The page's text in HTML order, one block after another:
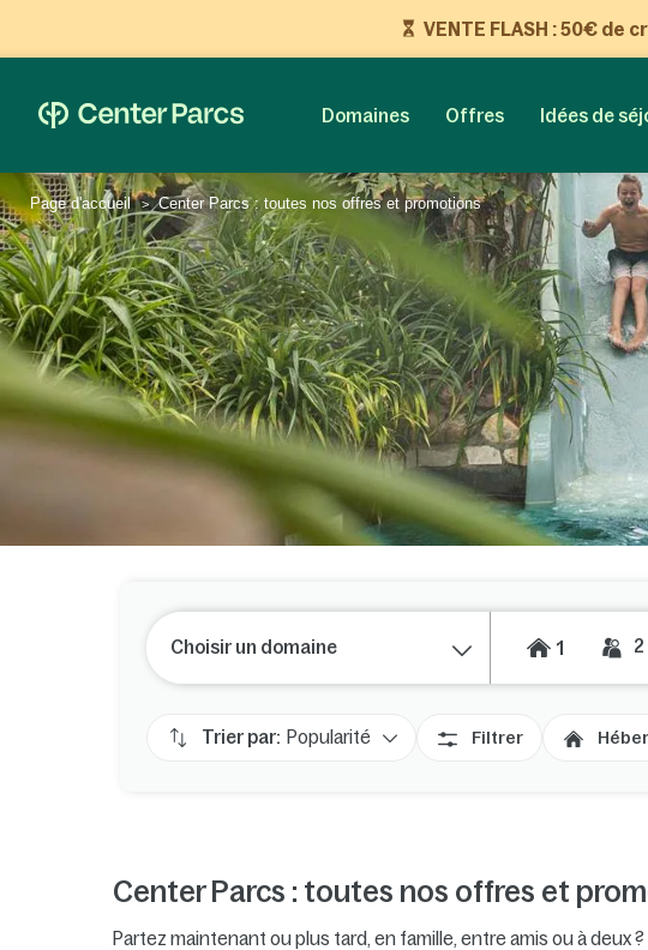
VENTE FLASH : 50€
Domaines Offres Idées de
Page d'accueil Center Parcs : toutes nos offres et promotions
Choisir un domaine 1 2
Trier par: Popularité Filtrer
Center Parcs : toutes nos offres et
Partez maintenant ou plus tard, en famille, entre amis ou à deux ?